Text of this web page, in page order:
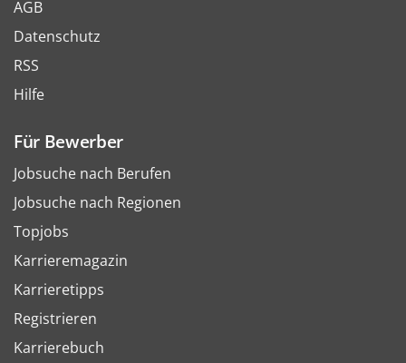
AGB
Datenschutz
RSS
Hilfe
Für Bewerber
Jobsuche nach Berufen
Jobsuche nach Regionen
Topjobs
Karrieremagazin
Karrieretipps
Registrieren
Karrierebuch